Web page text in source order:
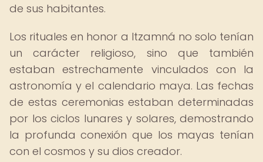
de sus habitantes.
Los rituales en honor a Itzamná no solo tenían
un carácter religioso, sino que también
estaban estrechamente vinculados con la
astronomía y el calendario maya. Las fechas
de estas ceremonias estaban determinadas
por los ciclos lunares y solares, demostrando
la profunda conexión que los mayas tenían
con el cosmos y su dios creador.